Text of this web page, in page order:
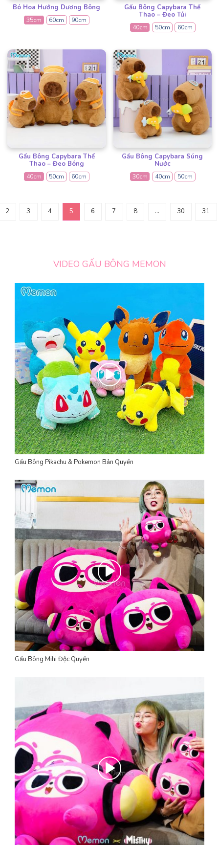
Bó Hoa Hướng Dương Bông
35cm 60cm 90cm
Gấu Bông Capybara Thể
Thao – Đeo Túi
40cm 50cm 60cm
Gấu Bông Capybara Thể
Thao – Đeo Bóng
40cm 50cm 60cm
Gấu Bông Capybara Súng
Nước
30cm 40cm 50cm
2 3 4 5 6 7 8 … 30 31
VIDEO GẤU BÔNG MEMON
Gấu Bông Pikachu & Pokemon Bản Quyền
Gấu Bông Mihi Độc Quyền